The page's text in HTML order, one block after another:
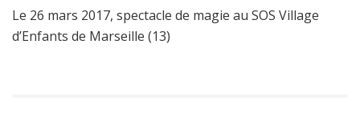
Le 26 mars 2017, spectacle de magie au SOS Village
d’Enfants de Marseille (13)